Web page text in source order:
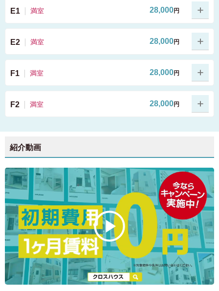
エアコン
らかは部屋番号によって決まっておりますので、お問い
机
簡易テーブル
ドミトリーベッド内に備え付けの簡易的なテーブルで
す。
収納
クローゼット
カラーボックス
インターネ
ット
WiFi（無料）
その他備
品・特殊設
備
布団持参
ご持参いただくか、有料オプションでレンタルサービス
をご利用いただけます。 マットレス持参
ご持参いただくか、有料オプションでレンタルサービス
をご利用いただけます。 金庫
ベッド 机 収納 WiFi 金庫
エアコン
ベッド
合わせください。 ベッド下収納
机
簡易テーブル
ドミトリーベッド内に備え付けの簡易的なテーブルで
す。
収納
クローゼット
カラーボックス
インターネ
ット
WiFi（無料）
布団持参
部屋の特徴
ベッド 机 収納 WiFi 金庫
エアコン
室内設備
専有面積
ベッド
2段ベッド
上下段のいずれかをご利用いただく形になります。どち
らかは部屋番号によって決まっておりますので、お問い
合わせください。 ベッド下収納
机
簡易テーブル
ドミトリーベッド内に備え付けの簡易的なテーブルで
す。
収納
クローゼット
カラーボックス
インターネ
部屋の特徴
ベッド 机 収納 WiFi 金庫
専有面積
ベッド
2段ベッド
上下段のいずれかをご利用いただく形になります。どち
らかは部屋番号によって決まっておりますので、お問い
合わせください。 ベッド下収納
机
簡易テーブル
ドミトリーベッド内に備え付けの簡易的なテーブルで
す。
部屋の特徴
室内設備
専有面積
ベッド
2段ベッド
上下段のいずれかをご利用いただく形になります。どち
らかは部屋番号によって決まっておりますので、お問い
合わせください。 ベッド下収納
簡易テーブル
部屋の特徴
ベッド
室内設備
専有面積
ベッド
2段ベッド
上下段のいずれかをご利用いただく形になります。どち
らかは部屋番号によって決まっておりますので、お問い
部屋の特徴
収納 WiFi 金庫
エアコン
室内設備
専有面積
ベッド 机 収納 金庫
エアコン
室内設備
E1 満室 28,000円
部屋の特徴
ベッド 机 収納 WiFi
E2 満室 28,000円
部屋の特徴
ベッド 机 収納 WiFi 金庫
F1 満室 28,000円
部屋の特徴
F2 満室 28,000円
紹介動画